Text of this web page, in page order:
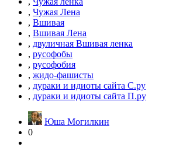
, Чужая Лена
, Вшивая
, Вшивая Лена
, двуличная Вшивая ленка
, русофобы
, русофобия
, жидо-фашисты
, дураки и идиоты сайта С.ру
, дураки и идиоты сайта П.ру
Юша Могилкин
0